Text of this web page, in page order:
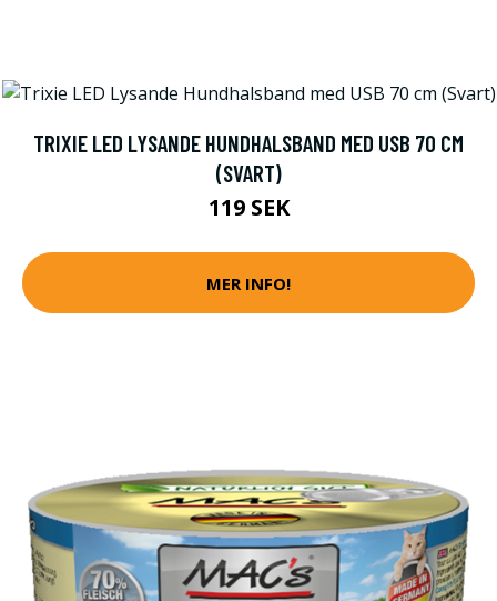
TRIXIE LED LYSANDE HUNDHALSBAND MED USB 70 CM
(SVART)
119 SEK
MER INFO!